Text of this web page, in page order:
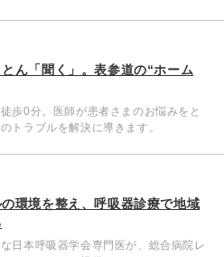
ん「聞く」。表参道の“ホーム
歩0分。医師が患者さまのお悩みをと
トラブルを解決に導きます。
環境を整え、呼吸器診療で地域
日本呼吸器学会専門医が、総合病院レ